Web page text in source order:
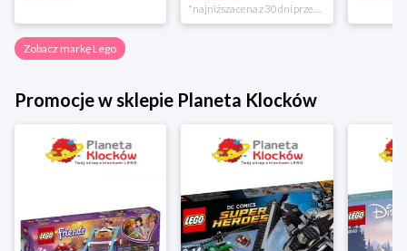
Zobacz markę Lego
Promocje w sklepie Planeta Klocków